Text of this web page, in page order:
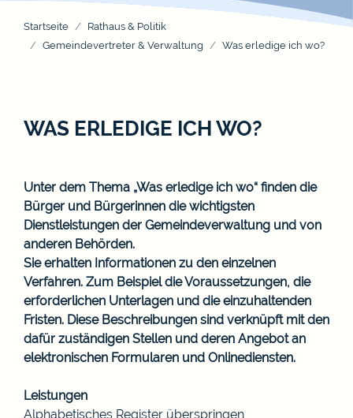
Startseite
Rathaus & Politik
Gemeindevertreter & Verwaltung
Was erledige ich wo?
WAS ERLEDIGE ICH WO?
Unter dem Thema „Was erledige ich wo“ finden die
Bürger und Bürgerinnen die wichtigsten
Dienstleistungen der Gemeindeverwaltung und von
anderen Behörden.
Sie erhalten Informationen zu den einzelnen
Verfahren. Zum Beispiel die Voraussetzungen, die
erforderlichen Unterlagen und die einzuhaltenden
Fristen. Diese Beschreibungen sind verknüpft mit den
dafür zuständigen Stellen und deren Angebot an
elektronischen Formularen und Onlinediensten.
Leistungen
Alphabetisches Register überspringen